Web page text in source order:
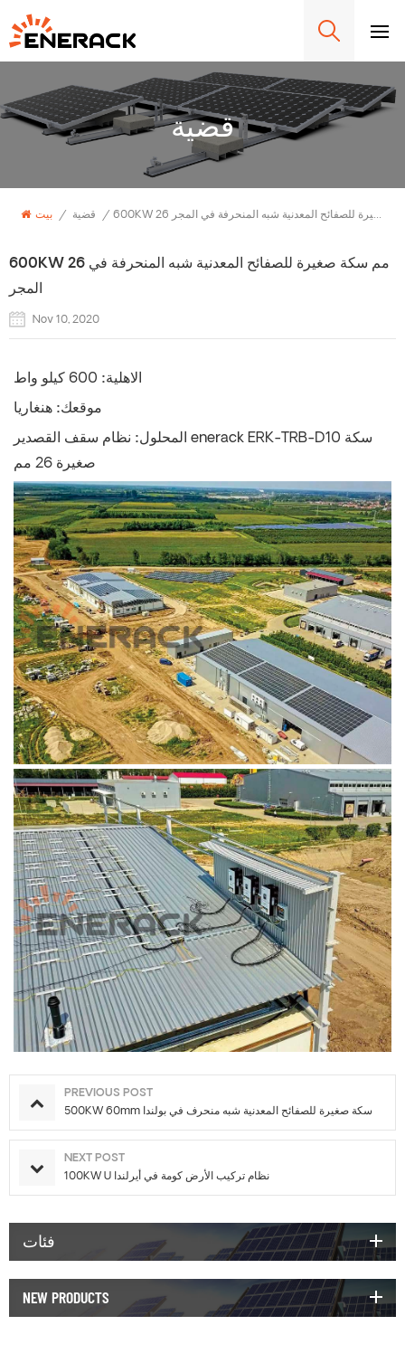
قضية
بيت / قضية / 600KW 26 مم سكة صغيرة للصفائح المعدنية شبه المنحرفة في المجر
600KW 26 مم سكة صغيرة للصفائح المعدنية شبه المنحرفة في
المجر
Nov 10, 2020
الاهلية:
موقعك: هنغاريا
المحلول: نظام سقف القصدير enerack ERK-TRB-D10 سكة
صغيرة 26 مم
PREVIOUS POST
500KW 60mm سكة صغيرة للصفائح المعدنية شبه منحرف في بولندا
NEXT POST
100KW U نظام تركيب الأرض كومة في أيرلندا
فئات
NEW PRODUCTS